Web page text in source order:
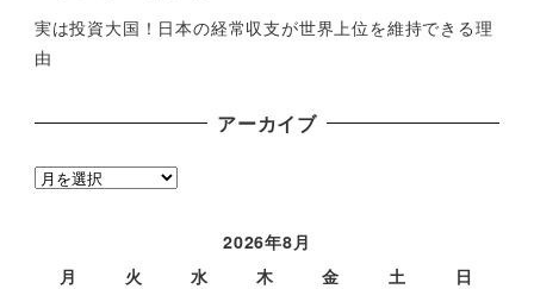
実は投資大国！日本の経常収支が世界上位を維持できる理
由
アーカイブ
ア
2026年8月
月
火 水 木 金 土 日